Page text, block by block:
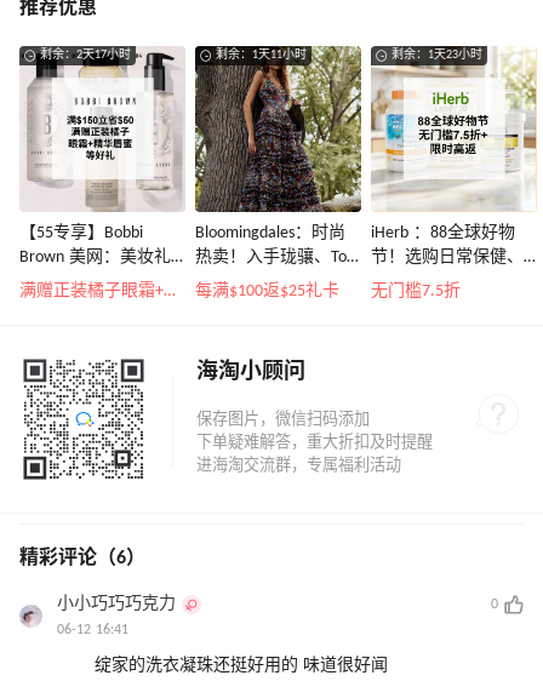
推荐优惠
剩余：2天17小时
【55专享】Bobbi
Brown 美网：美妆礼
遇！满$150立省$50
满赠正装橘子眼霜+精华唇蜜等好礼
剩余：1天11小时
Bloomingdales：时尚
热卖！入手珑骧、Tory
Burch、拉夫劳伦等
每满$100返$25礼卡
剩余：1天23小时
iHerb ：88全球好物
节！选购日常保健、
健身补剂、护肤洗护
无门槛7.5折
海淘小顾问
精彩评论（6）
小小巧巧巧克力
0
06-12 16:41
绽家的洗衣凝珠还挺好用的 味道很好闻